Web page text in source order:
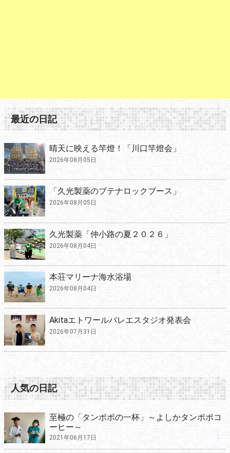
最近の日記
晴天に映える竿燈！「川口竿燈会」
2026年08月05日
「久光製薬のブテナロックブース」
2026年08月05日
久光製薬「仲小路の夏２０２６」
2026年08月04日
本荘マリーナ海水浴場
2026年08月04日
Akitaエトワールバレエスタジオ発表会
2026年07月31日
人気の日記
至極の「タンポポの一杯」～よしかタンポポコ
ーヒー～
2021年06月17日